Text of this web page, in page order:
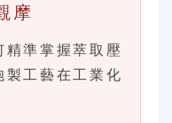
摩
準掌握萃取壓
製工藝在工業化